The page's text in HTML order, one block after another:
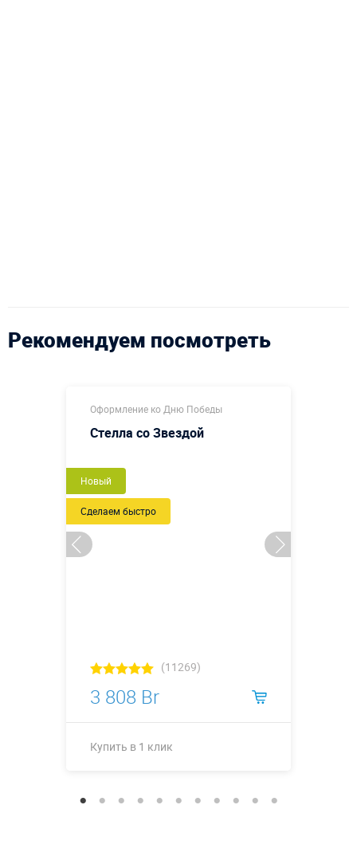
Рекомендуем посмотреть
Оформление ко Дню Победы
Стелла со Звездой
Новый
Сделаем быстро
(11269)
3 808 Br
Купить в 1 клик